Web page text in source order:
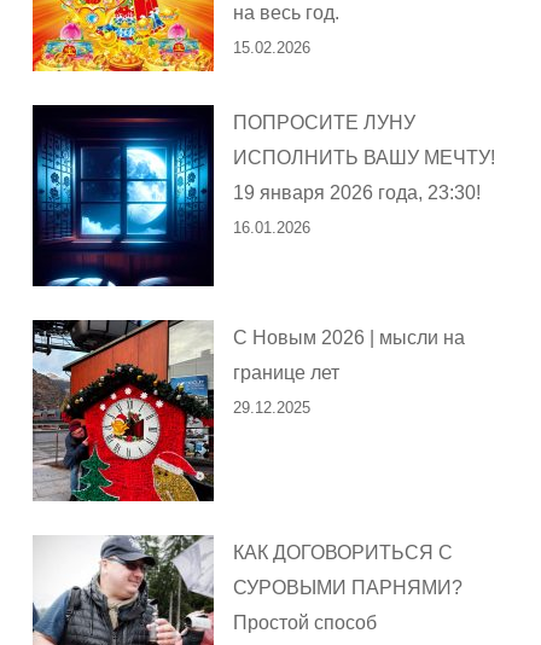
на весь год.
15.02.2026
ПОПРОСИТЕ ЛУНУ
ИСПОЛНИТЬ ВАШУ МЕЧТУ!
19 января 2026 года, 23:30!
16.01.2026
С Новым 2026 | мысли на
границе лет
29.12.2025
КАК ДОГОВОРИТЬСЯ С
СУРОВЫМИ ПАРНЯМИ?
Простой способ